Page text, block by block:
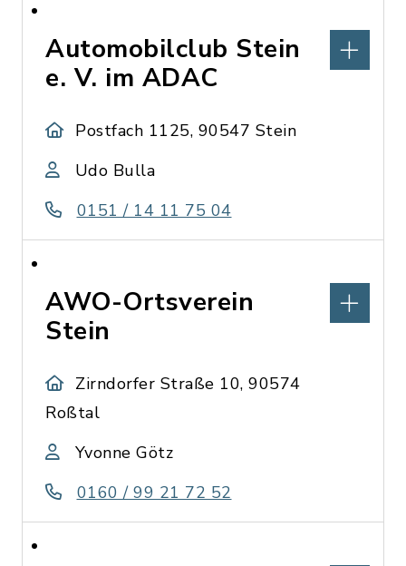
Automobilclub Stein
e. V. im ADAC
Postfach 1125, 90547 Stein
Udo Bulla
0151 / 14 11 75 04
AWO-Ortsverein
Stein
Zirndorfer Straße 10, 90574
Roßtal
Yvonne Götz
0160 / 99 21 72 52